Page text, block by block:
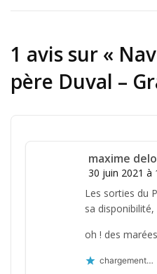
1 avis sur «
père Duval –
maxime
30 juin 2021 à
Les sorties du
sa
oh ! des
chargement…